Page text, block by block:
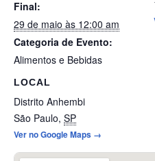
Final:
29 de maio às 12:00 am
Categoria de Evento:
Alimentos e Bebidas
LOCAL
Distrito Anhembi
São Paulo, SP
Ver no Google Maps →